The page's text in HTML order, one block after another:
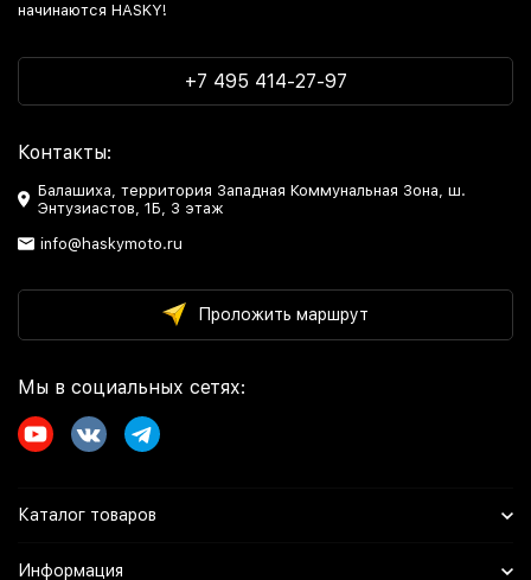
начинаются HASKY!
+7 495 414-27-97
Контакты:
Балашиха, территория Западная Коммунальная Зона, ш.
Энтузиастов, 1Б, 3 этаж
info@haskymoto.ru
Проложить маршрут
Мы в социальных сетях:
Каталог товаров
Информация